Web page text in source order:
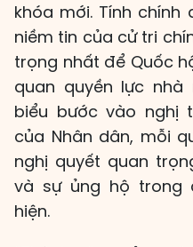
khóa mới. Tính
niềm tin của cử tri
trọng nhất để Quốc
quan quyền lực nhà
biểu bước vào nghị
của Nhân dân, mỗi
nghị quyết quan
và sự ủng hộ trong
hiện.